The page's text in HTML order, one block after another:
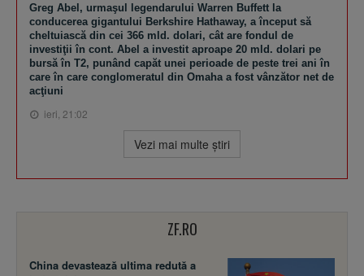
Greg Abel, urmaşul legendarului Warren Buffett la
conducerea gigantului Berkshire Hathaway, a început să
cheltuiască din cei 366 mld. dolari, cât are fondul de
investiţii în cont. Abel a investit aproape 20 mld. dolari pe
bursă în T2, punând capăt unei perioade de peste trei ani în
care în care conglomeratul din Omaha a fost vânzător net de
acţiuni
ieri, 21:02
Vezi mai multe ştiri
ZF.RO
China devastează ultima redută a